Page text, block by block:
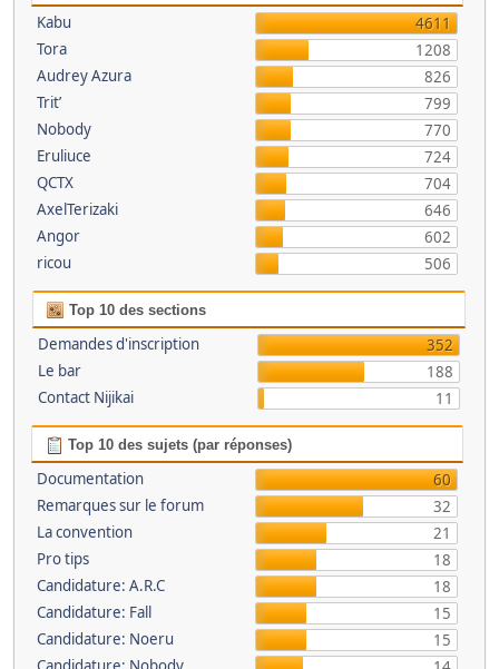
Kabu
4611
Tora
1208
Audrey Azura
826
Trit’
799
Nobody
770
Eruliuce
724
QCTX
704
AxelTerizaki
646
Angor
602
ricou
506
Top 10 des sections
Demandes d'inscription
352
Le bar
188
Contact Nijikai
11
Top 10 des sujets (par réponses)
Documentation
60
Remarques sur le forum
32
La convention
21
Pro tips
18
Candidature: A.R.C
18
Candidature: Fall
15
Candidature: Noeru
15